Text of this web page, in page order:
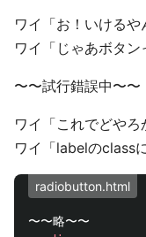
ワイ「お！いけるや
ワイ「じゃあボタン
〜〜試行錯誤中〜〜
ワイ「これでどやろ
ワイ「labelのclass
radiobutton.html
〜〜略〜〜